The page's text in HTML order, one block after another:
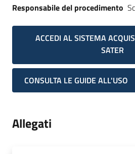
Responsabile del procedimento
ACCEDI AL SISTEMA
SATER
CONSULTA LE GUIDE ALL'USO
Allegati